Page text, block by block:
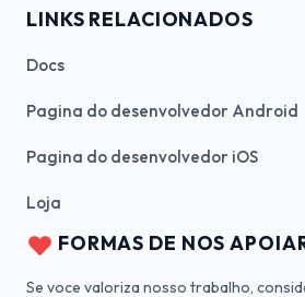
LINKS RELACIONADOS
Docs
Pagina do desenvolvedor Android
Pagina do desenvolvedor iOS
Loja
FORMAS DE NOS
Se voce valoriza nosso trabalho,